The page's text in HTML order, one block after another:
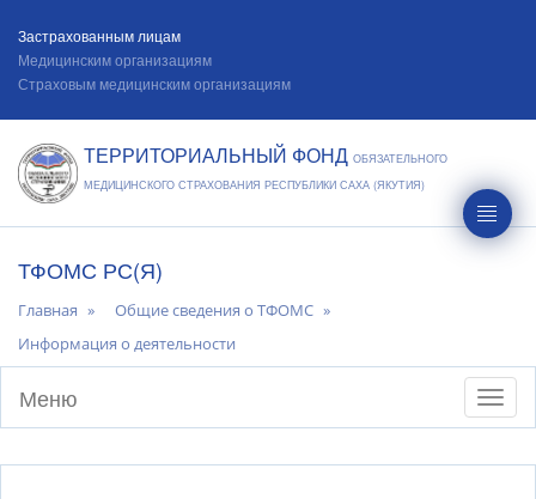
Застрахованным лицам
Медицинским организациям
Страховым медицинским организациям
ТЕРРИТОРИАЛЬНЫЙ ФОНД ОБЯЗАТЕЛЬНОГО
МЕДИЦИНСКОГО СТРАХОВАНИЯ РЕСПУБЛИКИ САХА (ЯКУТИЯ)
ТФОМС РС(Я)
Главная
Общие сведения о ТФОМС
Информация о деятельности
Меню